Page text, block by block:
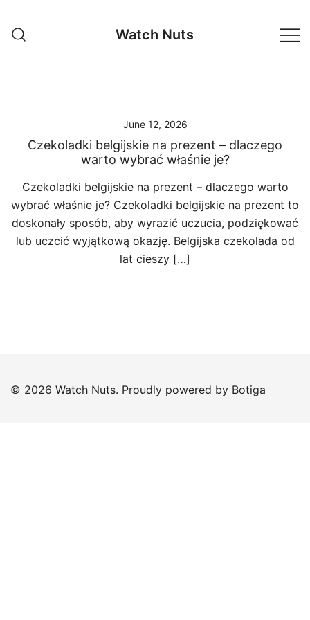
content
Watch Nuts
June 12, 2026
Czekoladki belgijskie na prezent – dlaczego
warto wybrać właśnie je?
Czekoladki belgijskie na prezent – dlaczego warto
wybrać właśnie je? Czekoladki belgijskie na prezent to
doskonały sposób, aby wyrazić uczucia, podziękować
lub uczcić wyjątkową okazję. Belgijska czekolada od
lat cieszy […]
© 2026 Watch Nuts. Proudly powered by Botiga